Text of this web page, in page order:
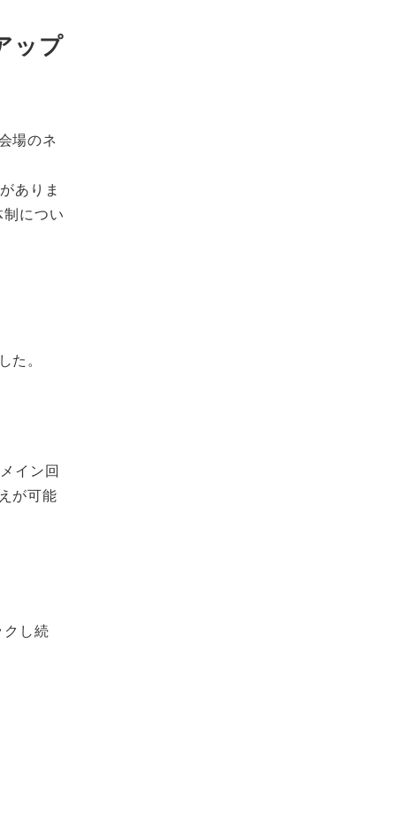
ップ
場のネ
ありま
につい
。
イン回
が可能
し続